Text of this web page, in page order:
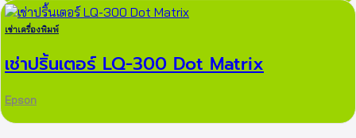
เช่าเครื่องพิมพ์
เช่าปริ้นเตอร์ LQ-300 Dot Matrix
Epson